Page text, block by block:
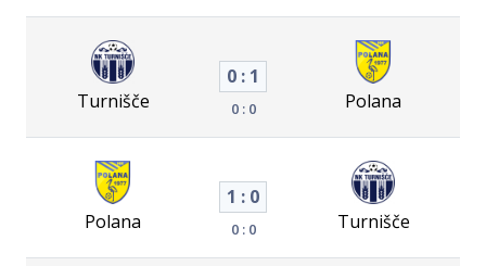
Turnišče
0 : 1
0 : 0 Polana
Polana
1 : 0
0 : 0 Turnišče